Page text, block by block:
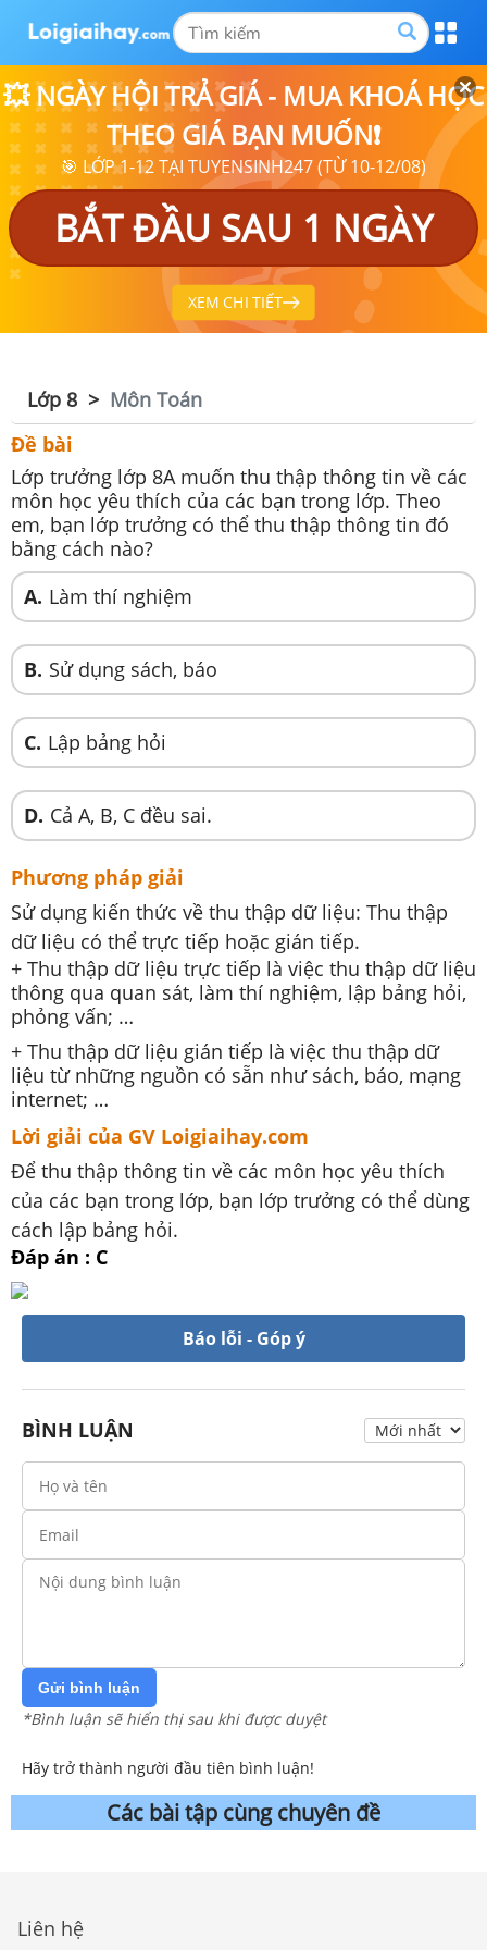
💥 NGÀY HỘI TRẢ GIÁ - MUA KHOÁ HỌC
THEO GIÁ BẠN MUỐN❗
🎯 LỚP 1-12 TẠI TUYENSINH247 (TỪ 10-12/08)
BẮT ĐẦU SAU 1 NGÀY
XEM CHI TIẾT
Lớp 8
Môn Toán
Đề bài
Lớp trưởng lớp 8A muốn thu thập thông tin về các
môn học yêu thích của các bạn trong lớp. Theo
em, bạn lớp trưởng có thể thu thập thông tin đó
bằng cách nào?
A. Làm thí nghiệm
B. Sử dụng sách, báo
C. Lập bảng hỏi
D. Cả A, B, C đều sai.
Phương pháp giải
Sử dụng kiến thức về thu thập dữ liệu: Thu thập
dữ liệu có thể trực tiếp hoặc gián tiếp.
+ Thu thập dữ liệu trực tiếp là việc thu thập dữ liệu
thông qua quan sát, làm thí nghiệm, lập bảng hỏi,
phỏng vấn; …
+ Thu thập dữ liệu gián tiếp là việc thu thập dữ
liệu từ những nguồn có sẵn như sách, báo, mạng
internet; …
Lời giải của GV Loigiaihay.com
Để thu thập thông tin về các môn học yêu thích
của các bạn trong lớp, bạn lớp trưởng có thể dùng
cách lập bảng hỏi.
Đáp án : C
Báo lỗi - Góp ý
BÌNH LUẬN
Gửi bình luận
*Bình luận sẽ hiển thị sau khi được duyệt
Hãy trở thành người đầu tiên bình luận!
Các bài tập cùng chuyên đề
Liên hệ